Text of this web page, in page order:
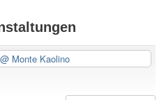
@ Monte Kaolino